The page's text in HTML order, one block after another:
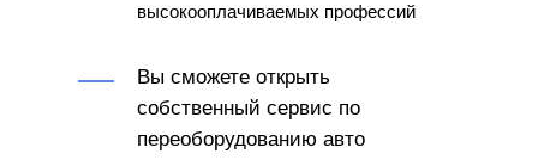
Вы сможете открыть
собственный сервис по
переоборудованию авто
высокооплачиваемых профессий